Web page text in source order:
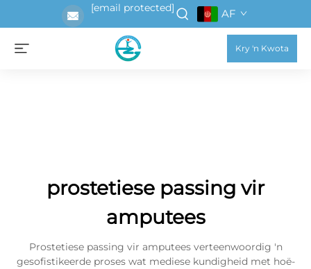
[email protected] AF
Kry 'n Kwota
prostetiese passing vir
amputees
Prostetiese passing vir amputees verteenwoordig 'n
gesofistikeerde proses wat mediese kundigheid met hoë-